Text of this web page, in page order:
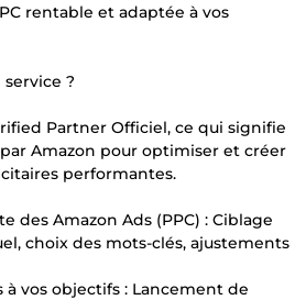
rentable et adaptée à vos
?
Partner Officiel, ce qui signifie
Amazon pour optimiser et créer
performantes.
des Amazon Ads (PPC) : Ciblage
choix des mots-clés, ajustements
à vos objectifs : Lancement de